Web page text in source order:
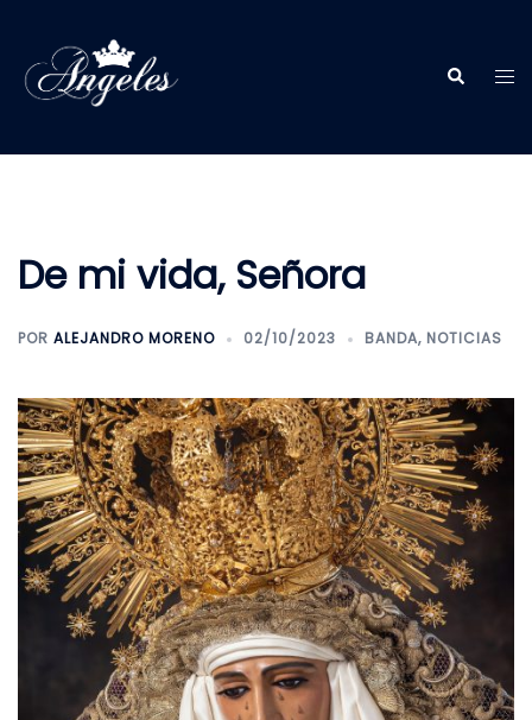
contenido
Buscar
De mi vida, Señora
POR ALEJANDRO MORENO 02/10/2023 BANDA, NOTICIAS